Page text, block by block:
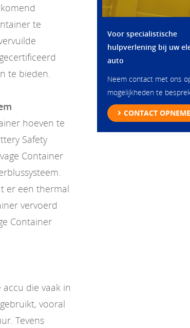
te
te bieden.
hoeven te
Safety
Container
er een thermal
vervoerd
Container
die vaak in
vooral
Tevens
Voor specialistische
hulpverlening bij uw
auto
Neem contact met ons
mogelijkheden te
CONTACT